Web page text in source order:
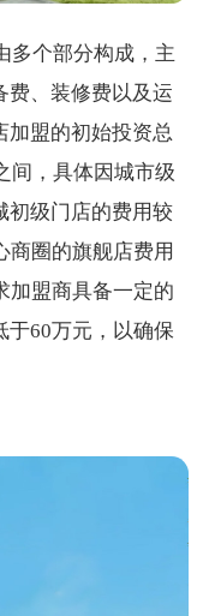
个部分构成，主
费、装修费以及运
加盟的初始投资总
间，具体因城市级
初级门店的费用较
商圈的旗舰店费用
加盟商具备一定的
于60万元，以确保